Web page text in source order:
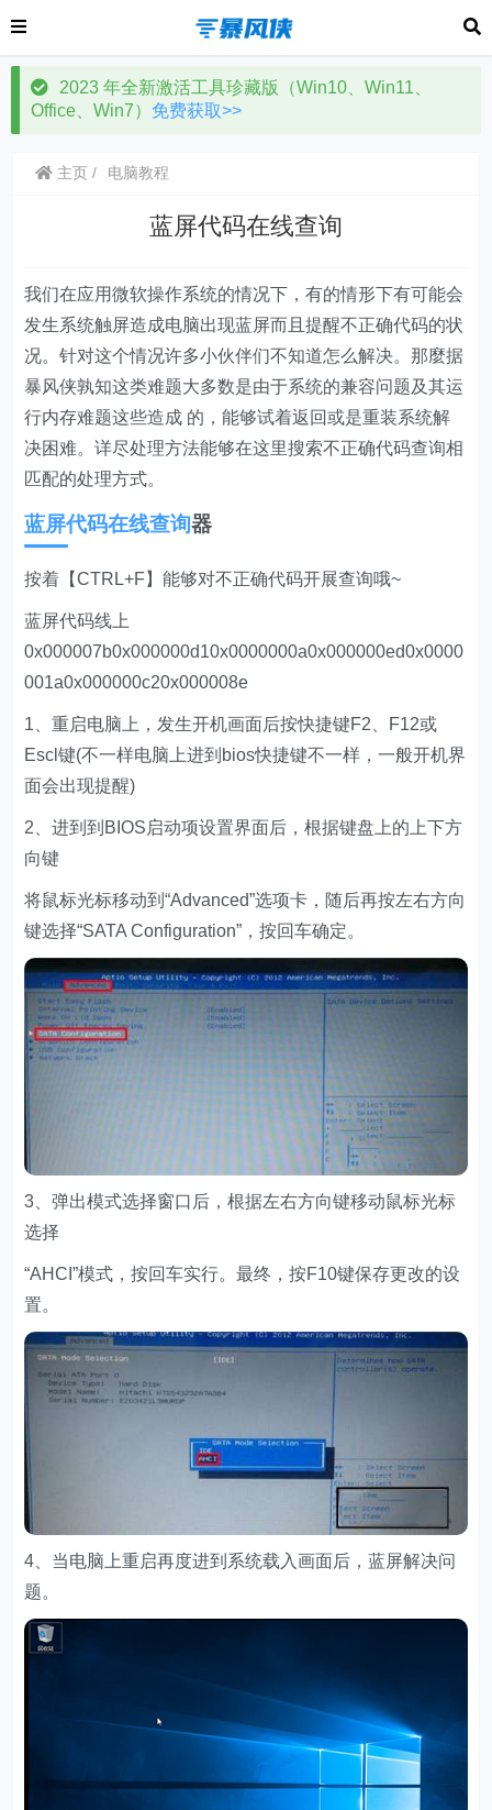
2023 年全新激活工具珍藏版（Win10、Win11、
Office、Win7） 免费获取>>
主页 电脑教程
蓝屏代码在线查询
我们在应用微软操作系统的情况下，有的情形下有可能会
发生系统触屏造成电脑出现蓝屏而且提醒不正确代码的状
况。针对这个情况许多小伙伴们不知道怎么解决。那麼据
暴风侠孰知这类难题大多数是由于系统的兼容问题及其运
行内存难题这些造成 的，能够试着返回或是重装系统解
决困难。详尽处理方法能够在这里搜索不正确代码查询相
匹配的处理方式。
蓝屏代码在线查询器
按着【CTRL+F】能够对不正确代码开展查询哦~
蓝屏代码线上
0x000007b0x000000d10x0000000a0x000000ed0x0000
001a0x000000c20x000008e
1、重启电脑上，发生开机画面后按快捷键F2、F12或
Escl键(不一样电脑上进到bios快捷键不一样，一般开机界
面会出现提醒)
2、进到到BIOS启动项设置界面后，根据键盘上的上下方
向键
将鼠标光标移动到“Advanced”选项卡，随后再按左右方向
键选择“SATA Configuration”，按回车确定。
3、弹出模式选择窗口后，根据左右方向键移动鼠标光标
选择
“AHCI”模式，按回车实行。最终，按F10键保存更改的设
置。
4、当电脑上重启再度进到系统载入画面后，蓝屏解决问
题。